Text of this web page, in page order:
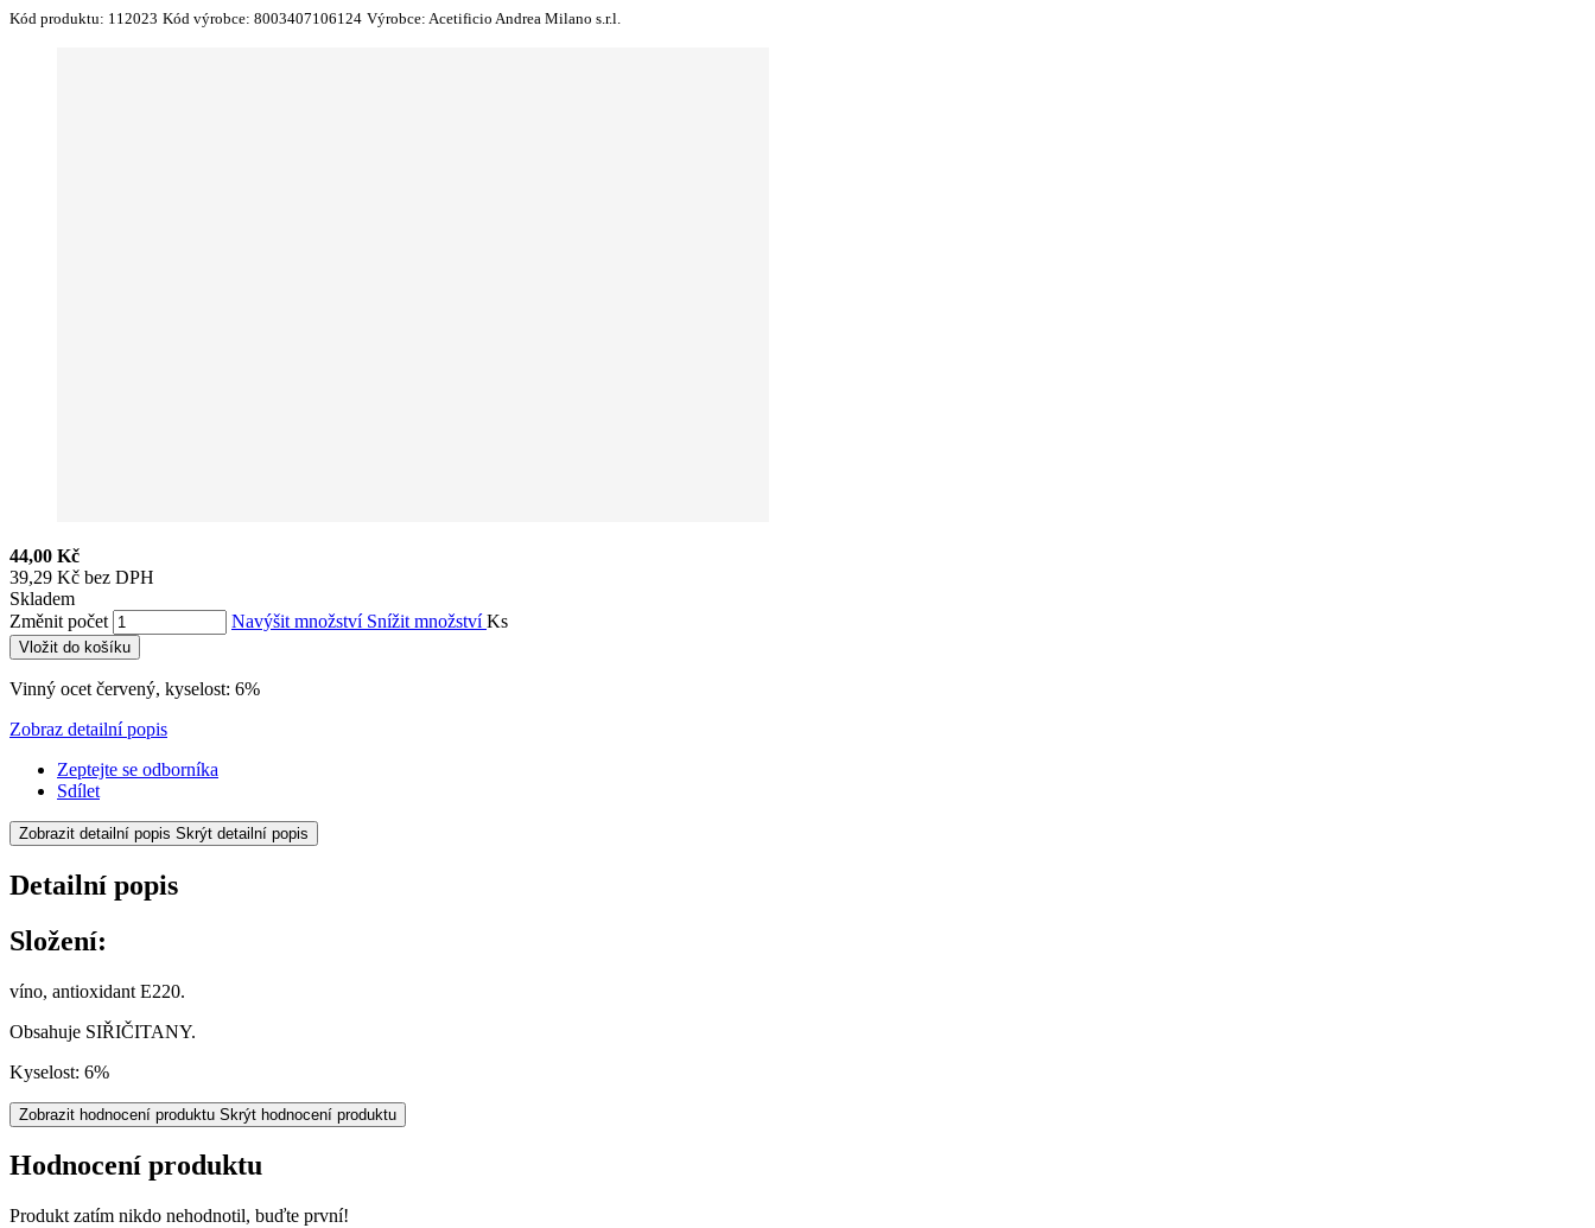
Kód produktu: 112023 Kód výrobce: 8003407106124 Výrobce: Acetificio Andrea Milano s.r.l.
44,00 Kč
39,29 Kč bez DPH
Skladem
Změnit počet
Navýšit množství Snížit množstvíKs
Vložit do košíku
Vinný ocet červený, kyselost: 6%
Zobraz detailní popis
Zeptejte se odborníka
Sdílet
Zobrazit detailní popis Skrýt detailní popis
Detailní popis
Složení:
víno, antioxidant E220.
Obsahuje SIŘIČITANY.
Kyselost: 6%
Zobrazit hodnocení produktu Skrýt hodnocení produktu
Hodnocení produktu
Produkt zatím nikdo nehodnotil, buďte první!